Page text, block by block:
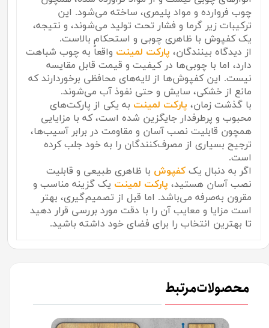
چوب فروارده و مواد پلیمری، ساخته می‌شود. این
ترکیبات زیر گرما و فشار تحت تولید می‌شوند، و نتیجه،
یک کفپوش با ظاهری چوبی و استحکام بالاست.
از دیدگاه بینندگان، پارکت لمینت واقعاً به چوب شباهت
دارد، اما با چوبی‌ها در کیفیت و قیمت قابل مقایسه
نیست. این کفپوش‌ها از لایه‌های محافظی برخوردارند که
مانع از خشکی، سایش و حتی نفوذ آب می‌شوند.
با گذشت زمان، پارکت لمینت به یکی از پارکت‌های
محبوب و پرطرفدار جایگزین شده است، که با مزایایی
همچون قابلیت نصب آسان و مقاومت در برابر آسیب‌ها،
ترجیح بسیاری از مصرف‌کنندگان را به خود جلب کرده
است.
اگر به دنبال یک کفپوش با ظاهری طبیعی و قابلیت
نصب آسان هستید، پارکت لمینت یک گزینه مناسب و
مقرون به‌صرفه می‌باشد. اما قبل از تصمیم‌گیری، بهتر
است مزایا و معایب آن را با دقت مورد بررسی قرار دهید
تا بهترین انتخاب را برای فضای خود داشته باشید.
محصولات مرتبط